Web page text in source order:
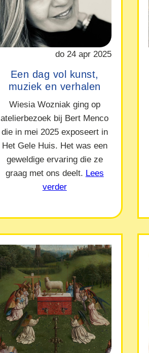
do 24 apr 2025
Een dag vol kunst,
muziek en verhalen
Wiesia Wozniak ging op
atelierbezoek bij Bert Menco
die in mei 2025 exposeert in
Het Gele Huis. Het was een
geweldige ervaring die ze
graag met ons deelt. Lees
verder